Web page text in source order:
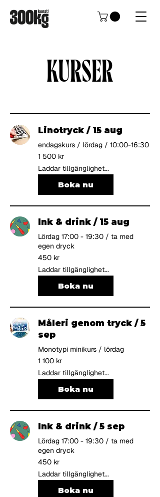
KURSER
Linotryck / 15 aug
endagskurs / lördag / 10:00-16:30
1 500
svenska
1 500 kr
Laddar tillgänglighet...
Boka nu
Ink & drink / 15 aug
Lördag 17:00 - 19:30 / ta med
egen dryck
450
svenska
450 kr
Laddar tillgänglighet...
Boka nu
Måleri genom tryck / 5
sep
Monotypi minikurs / lördag
1 100
svenska
1 100 kr
Laddar tillgänglighet...
Boka nu
Ink & drink / 5 sep
Lördag 17:00 - 19:30 / ta med
egen dryck
450
svenska
450 kr
Laddar tillgänglighet...
Boka nu